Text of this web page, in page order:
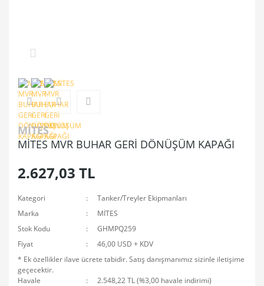
MİTES
MİTES MVR BUHAR GERİ DÖNÜŞÜM KAPAĞI
2.627,03 TL
Kategori
Tanker/Treyler Ekipmanları
Marka
MİTES
Stok Kodu
GHMPQ259
Fiyat
46,00 USD + KDV
* Ek özellikler ilave ücrete tabidir. Satış danışmanımız sizinle iletişime
geçecektir.
Havale
2.548,22 TL (%3,00 havale indirimi)